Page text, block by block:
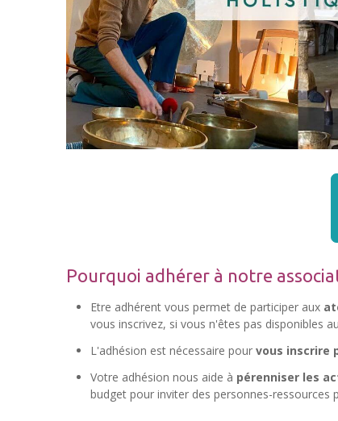
Pourquoi adhérer à notre
Etre adhérent vous permet de participer aux
vous inscrivez, si vous n'êtes pas disponibles
L'adhésion est nécessaire pour vous inscrire
Votre adhésion nous aide à pérenniser les
budget pour inviter des personnes-